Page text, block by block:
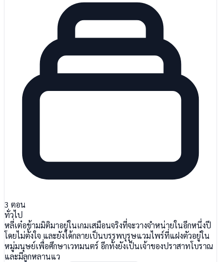
3 ตอน
ทั่วไป
หลี่เต๋อข้ามมิติมาอยู่ในเกมเสมือนจริงที่จะวางจำหน่ายในอีกหนึ่งปี
โดยไม่ตั้งใจ และยังได้กลายเป็นบรรพบุรุษแวมไพร์ที่แฝงตัวอยู่ใน
หมู่มนุษย์เพื่อศึกษาเวทมนตร์ อีกทั้งยังเป็นเจ้าของปราสาทโบราณ
และมีลูกหลานแว